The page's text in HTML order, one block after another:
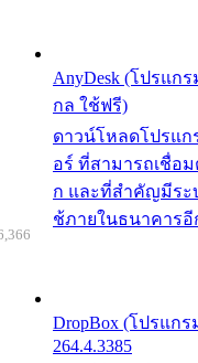
AnyDesk (โปรแก
กล ใช้ฟรี)
ดาวน์โหลดโปรแก
อร์ ที่สามารถเชื่อ
ก และที่สำคัญมีระ
ช้ภายในธนาคารอี
DropBox (โปรแก
264.4.3385